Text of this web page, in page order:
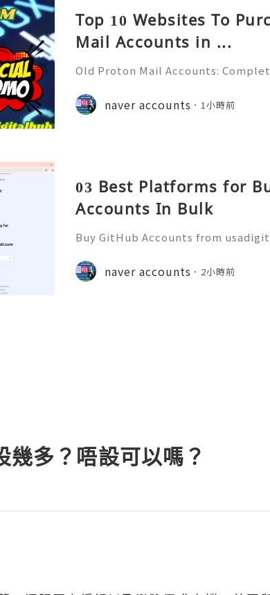
Top 10 Websites To
Mail Accounts in ...
Old Proton Mail Accounts:
liable 24/7 Customer Support
06) 541-7768
naver accounts 1小時前
03 Best Platforms for
Accounts In Bulk
Buy GitHub Accounts from
pp :+1 (506) 541-7768
b 💫💎💲💫🌐✨💎Discord:
naver accounts 2小時前
多？唔設可以嗎？